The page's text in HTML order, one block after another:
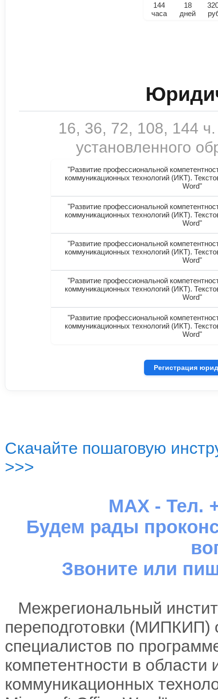
144
часа
18
дней
16, 36, 72, 108, 144
установленного
"Развитие профессиональной
коммуникационных технологий (ИКТ).
Word"
"Развитие профессиональной
коммуникационных технологий (ИКТ).
Word"
"Развитие профессиональной
коммуникационных технологий (ИКТ).
Word"
"Развитие профессиональной
коммуникационных технологий (ИКТ).
Word"
"Развитие профессиональной
коммуникационных технологий (ИКТ).
Word"
Регистрация
Скачайте пошаговую
>>>
MAX - Тел.
Будем рады
Звоните или
Межрегиональный
переподготовки (МИПКИП)
специалистов по
компетентности в
коммуникационных